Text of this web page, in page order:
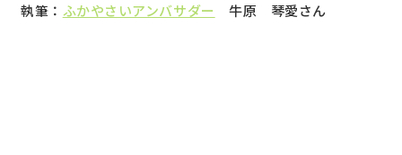
執筆： ふかやさいアンバサダー 牛原 琴愛さん